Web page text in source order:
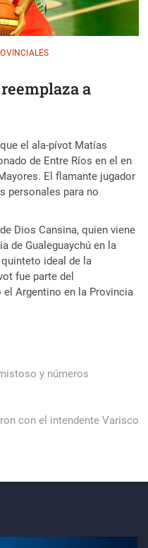
a
el ala-pívot Matías
de Entre Ríos en el en
El flamante jugador
personales para no
Dios Cansina, quien viene
de Gualeguaychú en la
ideal de la
fue parte del
Argentino en la Provincia
y números
con el intendente Varisco